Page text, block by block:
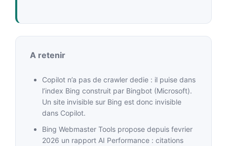
A retenir
Copilot n’a pas de crawler dedie : il puise dans
l’index Bing construit par Bingbot (Microsoft).
Un site invisible sur Bing est donc invisible
dans Copilot.
Bing Webmaster Tools propose depuis fevrier
2026 un rapport AI Performance : citations